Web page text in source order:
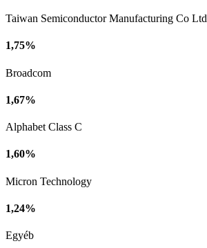
Taiwan Semiconductor Manufacturing Co Ltd
1,75%
Broadcom
1,67%
Alphabet Class C
1,60%
Micron Technology
1,24%
Egyéb